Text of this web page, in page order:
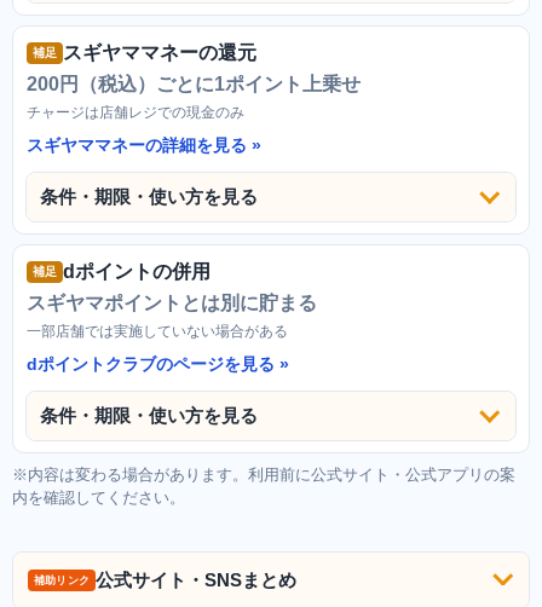
補足
スギヤママネーの還元
200円（税込）ごとに1ポイント上乗せ
チャージは店舗レジでの現金のみ
スギヤママネーの詳細を見る
条件・期限・使い方を見る
補足 dポイントの併用
スギヤマポイントとは別に貯まる
一部店舗では実施していない場合がある
dポイントクラブのページを見る
条件・期限・使い方を見る
※内容は変わる場合があります。利用前に公式サイト・公式アプリの案
内を確認してください。
補助リンク 公式サイト・SNSまとめ